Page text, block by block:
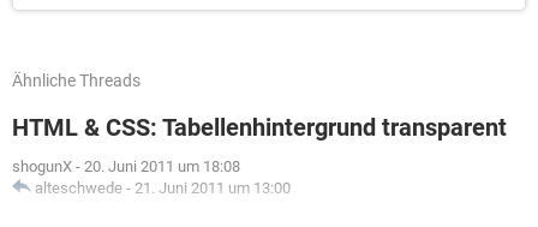
Ähnliche Threads
HTML & CSS: Tabellenhintergrund transparent
shogunX - 20. Juni 2011 um 18:08
alteschwede - 21. Juni 2011 um 13:00